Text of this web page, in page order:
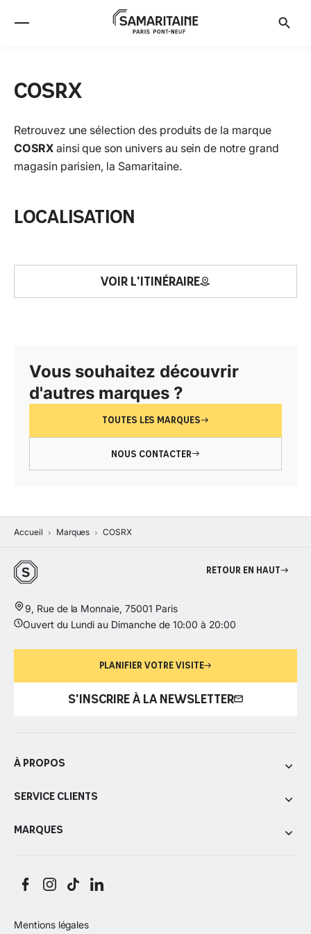
COSRX
Retrouvez une sélection des produits de la marque
COSRXainsi que son univers au sein de notre grand
magasin parisien, la Samaritaine.
Localisation
VOIR L'ITINÉRAIRE
Vous souhaitez découvrir
d'autres marques ?
TOUTES LES MARQUES
NOUS CONTACTER
Accueil Marques COSRX
Retour en haut
9, Rue de la Monnaie, 75001 Paris
Ouvert du Lundi au Dimanche de 10:00 à 20:00
PLANIFIER VOTRE VISITE
S'INSCRIRE À LA NEWSLETTER
À propos
Service Clients
Marques
Mentions légales